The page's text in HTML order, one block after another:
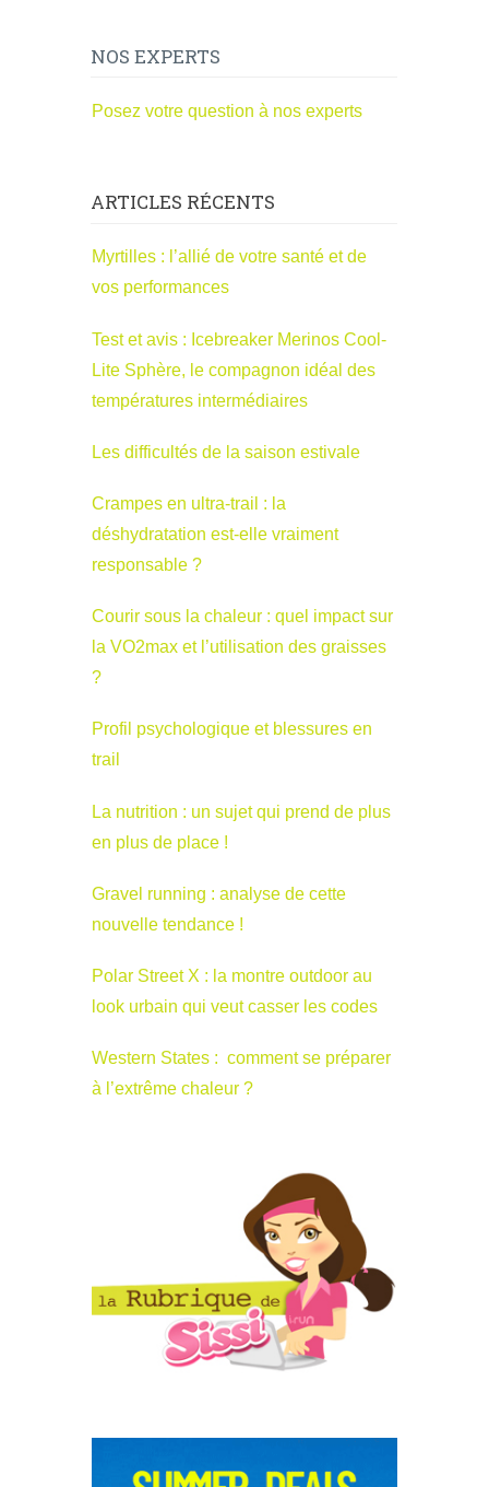
NOS EXPERTS
Posez votre question à nos experts
ARTICLES RÉCENTS
Myrtilles : l’allié de votre santé et de
vos performances
Test et avis : Icebreaker Merinos Cool-
Lite Sphère, le compagnon idéal des
températures intermédiaires
Les difficultés de la saison estivale
Crampes en ultra-trail : la
déshydratation est-elle vraiment
responsable ?
Courir sous la chaleur : quel impact sur
la VO2max et l’utilisation des graisses
?
Profil psychologique et blessures en
trail
La nutrition : un sujet qui prend de plus
en plus de place !
Gravel running : analyse de cette
nouvelle tendance !
Polar Street X : la montre outdoor au
look urbain qui veut casser les codes
Western States : comment se préparer
à l’extrême chaleur ?